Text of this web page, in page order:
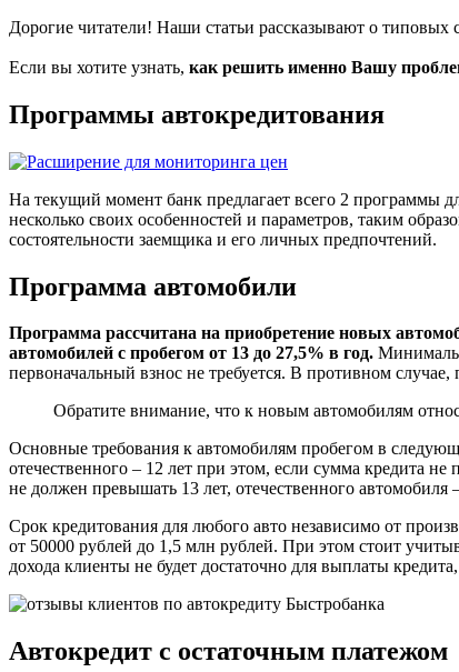
Дорогие читатели! Наши статьи рассказывают о
Если вы хотите узнать, как решить именно Вашу
Программы автокредитования
На текущий момент банк предлагает всего 2 программы
несколько своих особенностей и параметров, таким
состоятельности заемщика и его личных предпочтений.
Программа автомобили
Программа рассчитана на приобретение новых
автомобилей с пробегом от 13 до 27,5% в год.
первоначальный взнос не требуется. В противном
Обратите внимание, что к новым автомобилям
Основные требования к автомобилям пробегом в
отечественного – 12 лет при этом, если сумма кредита
не должен превышать 13 лет, отечественного автомобиля
Срок кредитования для любого авто независимо от
от 50000 рублей до 1,5 млн рублей. При этом стоит
дохода клиенты не будет достаточно для выплаты
Автокредит с остаточным платежом